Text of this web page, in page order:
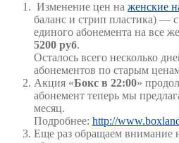
Изменение цен на женские
баланс и стрип пластика) —
единого абонемента на все
5200 руб.
Осталось всего несколько
абонементов по старым
Акция «Бокс в 22:00»
абонемент теперь мы
месяц.
Подробнее: http://
Еще раз обращаем внимание